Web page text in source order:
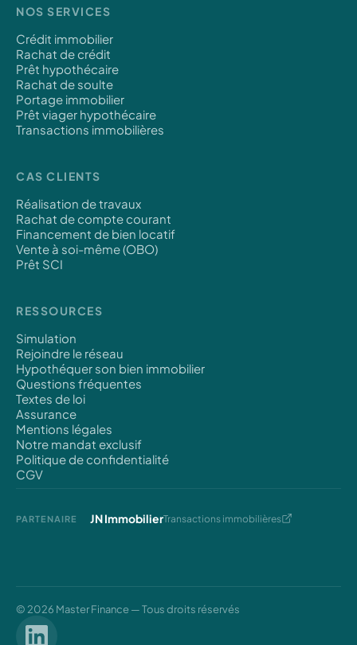
NOS SERVICES
Crédit immobilier
Rachat de crédit
Prêt hypothécaire
Rachat de soulte
Portage immobilier
Prêt viager hypothécaire
Transactions immobilières
CAS CLIENTS
Réalisation de travaux
Rachat de compte courant
Financement de bien locatif
Vente à soi-même (OBO)
Prêt SCI
RESSOURCES
Simulation
Rejoindre le réseau
Hypothéquer son bien immobilier
Questions fréquentes
Textes de loi
Assurance
Mentions légales
Notre mandat exclusif
Politique de confidentialité
CGV
PARTENAIRE JN ImmobilierTransactions immobilières
© 2026 Master Finance — Tous droits réservés